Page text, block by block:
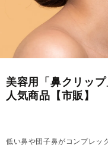
美容用「鼻クリッ
人気商品【市販】
低い鼻や団子鼻がコンプレ